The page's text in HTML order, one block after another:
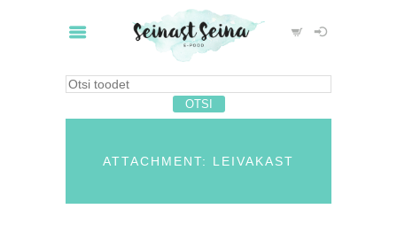
ATTACHMENT: LEIVAKAST